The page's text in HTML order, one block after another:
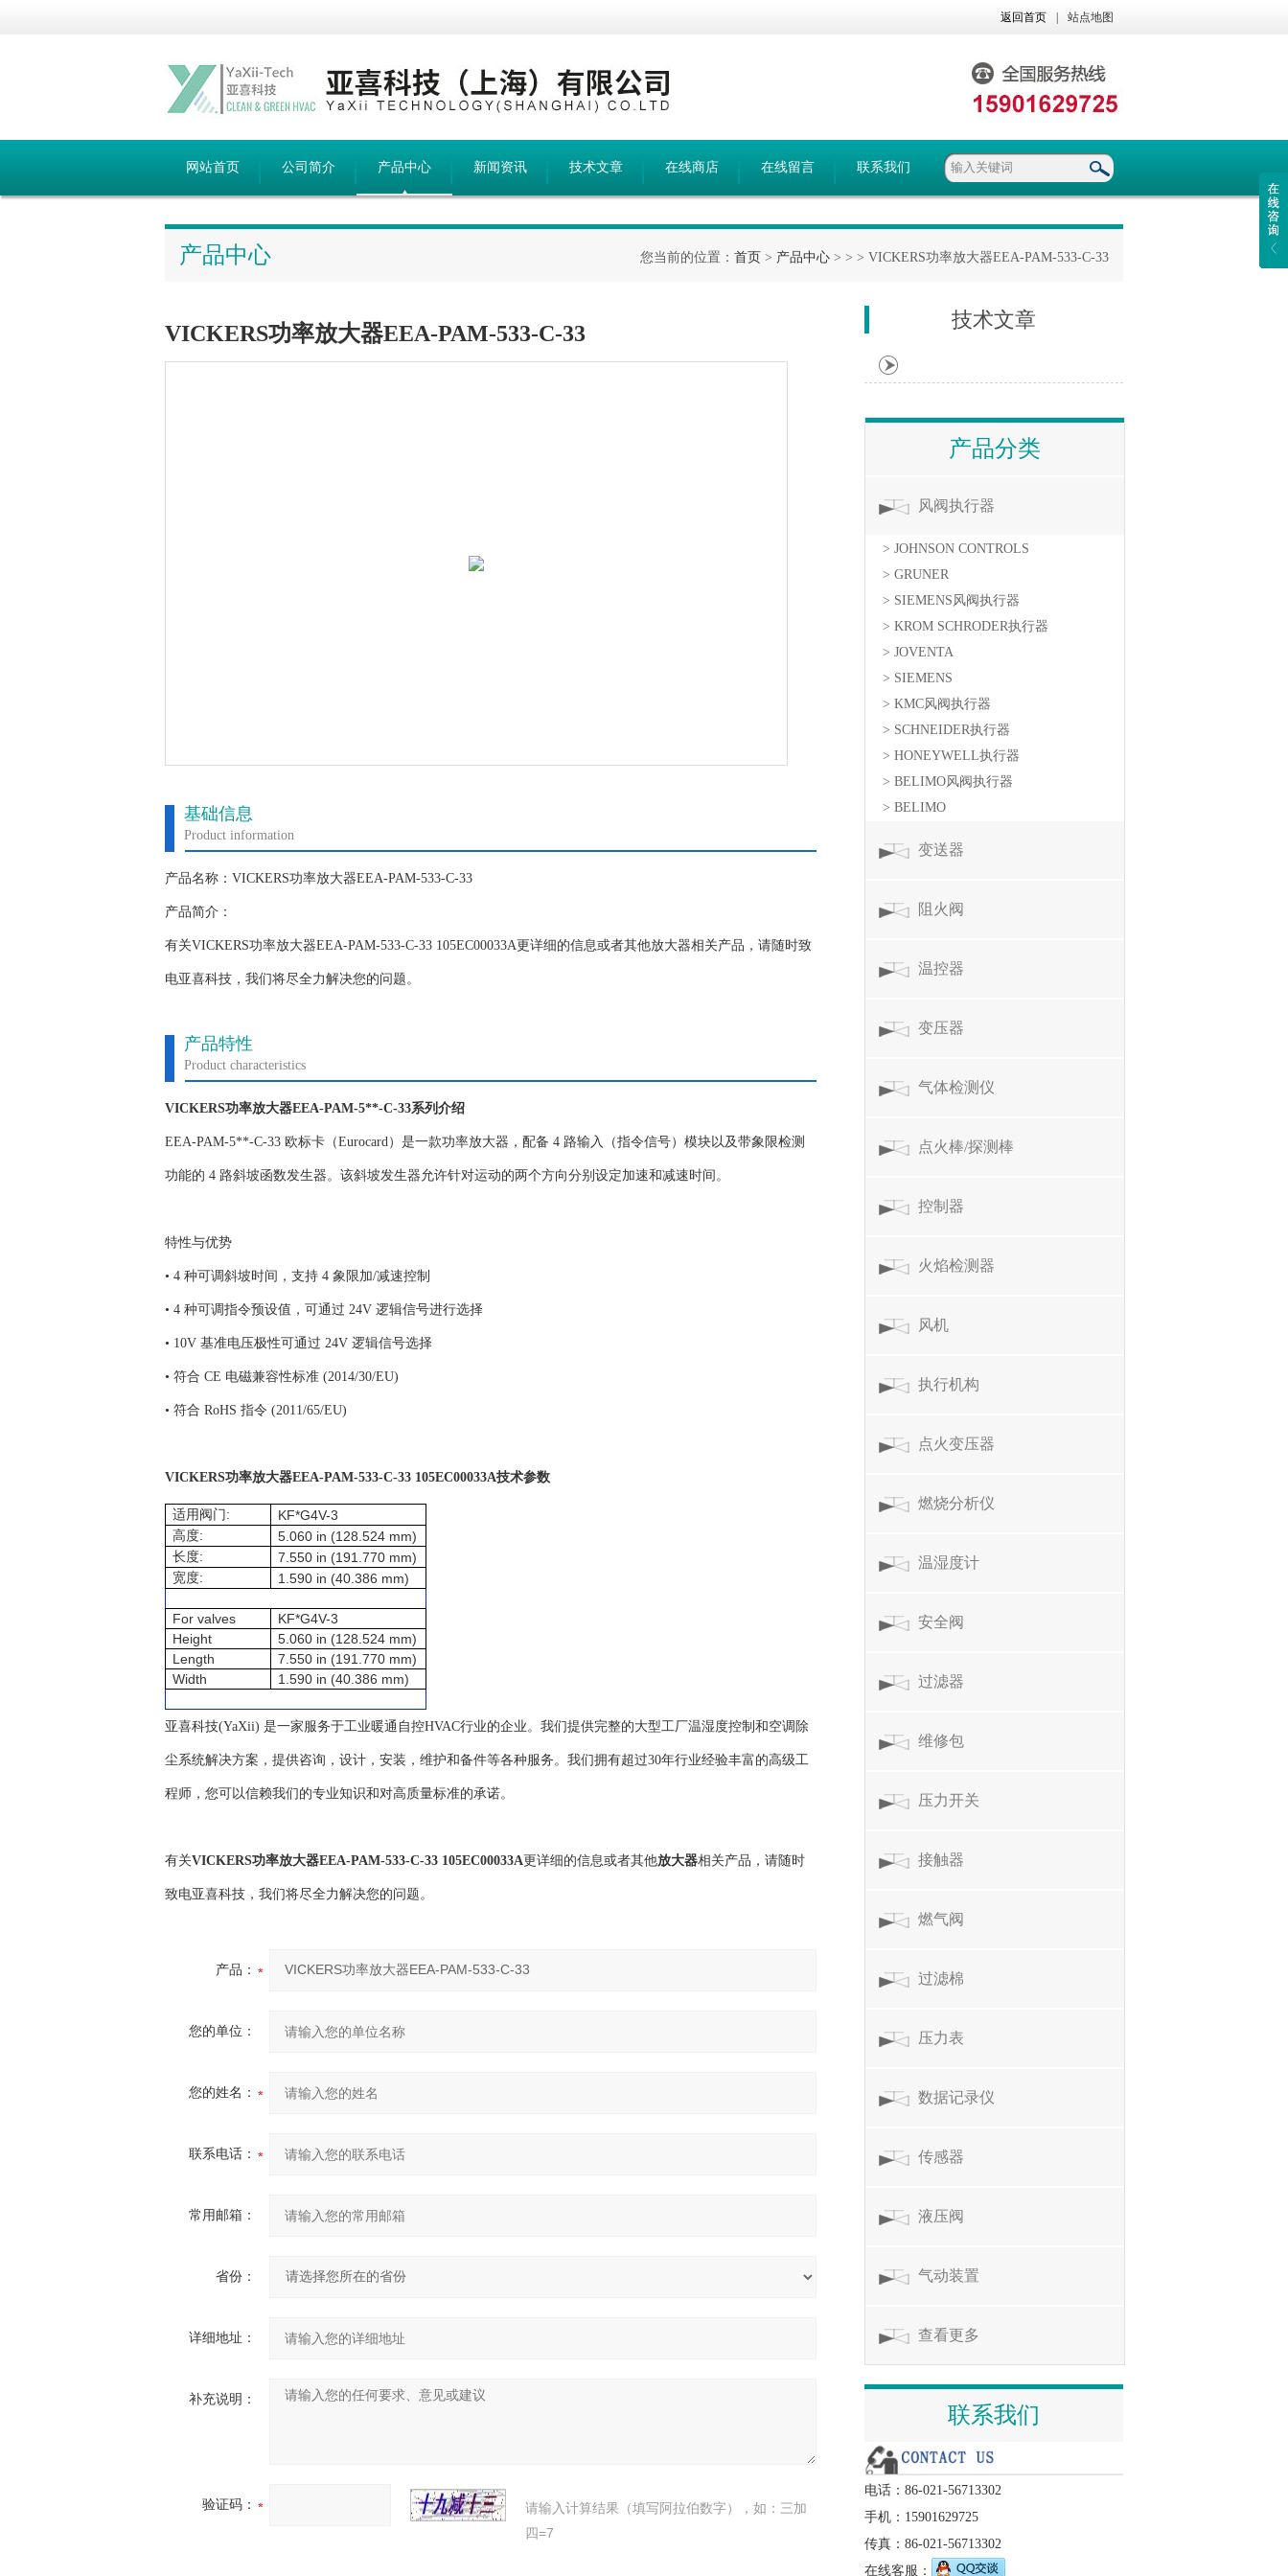
返回首页 站点地图
网站首页 公司简介 产品中心 新闻资讯 技术文章 在线商店 在线留言 联系我们
产品中心 您当前的位置： 首页 > 产品中心 > > > VICKERS功率放大器EEA-PAM-533-C-33
VICKERS功率放大器EEA-PAM-533-C-33
基础信息
Product information
产品名称：VICKERS功率放大器EEA-PAM-533-C-33
产品简介：
有关VICKERS功率放大器EEA-PAM-533-C-33 105EC00033A更详细的信息或者其他放大器相关产品，请随时致
电亚喜科技，我们将尽全力解决您的问题。
产品特性
Product characteristics
VICKERS功率放大器EEA-PAM-5**-C-33系列介绍
EEA-PAM-5**-C-33 欧标卡（Eurocard）是一款功率放大器，配备 4 路输入（指令信号）模块以及带象限检测
功能的 4 路斜坡函数发生器。该斜坡发生器允许针对运动的两个方向分别设定加速和减速时间。
特性与优势
• 4 种可调斜坡时间，支持 4 象限加/减速控制
• 4 种可调指令预设值，可通过 24V 逻辑信号进行选择
• 10V 基准电压极性可通过 24V 逻辑信号选择
• 符合 CE 电磁兼容性标准 (2014/30/EU)
• 符合 RoHS 指令 (2011/65/EU)
VICKERS功率放大器EEA-PAM-533-C-33 105EC00033A技术参数
适用阀门 : KF*G4V-3
高度: 5.060 in (128.524 mm)
长度: 7.550 in (191.770 mm)
宽度: 1.590 in (40.386 mm)
For valves
KF*G4V-3
Height
5.060 in (128.524 mm)
Length
7.550 in (191.770 mm)
Width
1.590 in (40.386 mm)
亚喜科技(YaXii) 是一家服务于工业暖通自控HVAC行业的企业。我们提供完整的大型工厂温湿度控制和空调除
尘系统解决方案，提供咨询，设计，安装，维护和备件等各种服务。我们拥有超过30年行业经验丰富的高级工
程师，您可以信赖我们的专业知识和对高质量标准的承诺。
有关VICKERS功率放大器EEA-PAM-533-C-33 105EC00033A更详细的信息或者其他放大器相关产品，请随时
致电亚喜科技，我们将尽全力解决您的问题。
产品：
您的单位：
您的姓名：
联系电话：
常用邮箱：
省份：
详细地址：
补充说明：
验证码：
请输入计算结果（填写阿拉伯数字），如：三加
四=7
技术文章
产品分类
风阀执行器
> JOHNSON CONTROLS
> GRUNER
> SIEMENS风阀执行器
> KROM SCHRODER执行器
> JOVENTA
> SIEMENS
> KMC风阀执行器
> SCHNEIDER执行器
> HONEYWELL执行器
> BELIMO风阀执行器
> BELIMO
变送器
阻火阀
温控器
变压器
气体检测仪
点火棒/探测棒
控制器
火焰检测器
风机
执行机构
点火变压器
燃烧分析仪
温湿度计
安全阀
过滤器
维修包
压力开关
接触器
燃气阀
过滤棉
压力表
数据记录仪
传感器
液压阀
气动装置
查看更多
联系我们
电话：86-021-56713302
手机：15901629725
传真：86-021-56713302
在线客服：